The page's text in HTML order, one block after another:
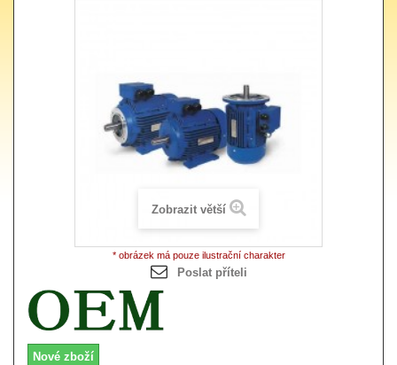
Zobrazit větší
* obrázek má pouze ilustrační charakter
Poslat příteli
Nové zboží